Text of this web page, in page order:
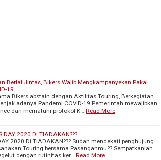
Berlalulintas, Bikers Wajib Mengkampanyekan Pakai
19
Bikers abstain dengan Aktifitas Touring, Berkegiatan
adanya Pandemi COVID-19 Pemerintah mewajibkan
dan mematuhi protokol K… Read More
DAY 2020 DI TIADAKAN???
2020 Di TIADAKAN??? Sudah mendekati penghujung
Touring bersama Pasanganmu?? Sempatkanlah
dengan rutinitas ker… Read More